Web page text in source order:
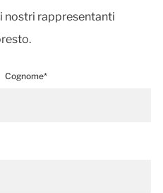
nostri rappresentanti
Cognome*